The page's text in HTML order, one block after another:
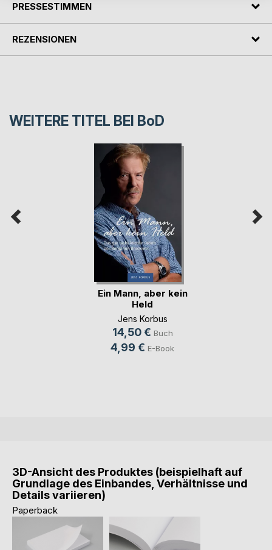
PRESSESTIMMEN
REZENSIONEN
WEITERE TITEL BEI BoD
Ein Mann, aber kein
Held
Jens Korbus
14,50 € Buch
4,99 € E-Book
3D-Ansicht des Produktes (beispielhaft auf
Grundlage des Einbandes, Verhältnisse und
Details variieren)
Paperback